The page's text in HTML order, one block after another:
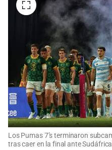
Los Pumas 7’s terminaron
tras caer en la final ante